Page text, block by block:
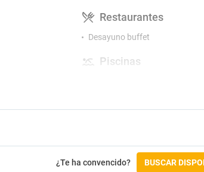
Restaurantes
Desayuno buffet
Piscinas
Accesibilidad
¿Te ha convencido? BUSCAR